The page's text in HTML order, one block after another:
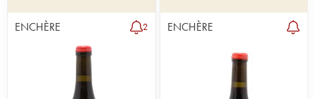
ENCHÈRE 2 ENCHÈRE